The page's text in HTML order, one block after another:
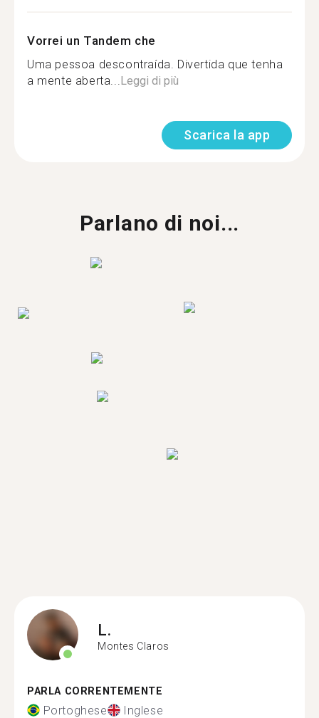
Vorrei un Tandem che
Uma pessoa descontraída. Divertida que tenha
a mente aberta...Leggi di più
Scarica la app
Parlano di noi...
L.
Montes Claros
PARLA CORRENTEMENTE
Portoghese Inglese